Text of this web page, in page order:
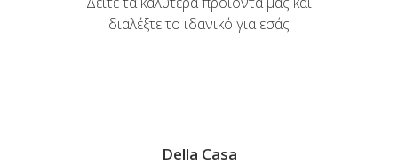
διαλέξτε το ιδανικό για εσάς
Della Casa